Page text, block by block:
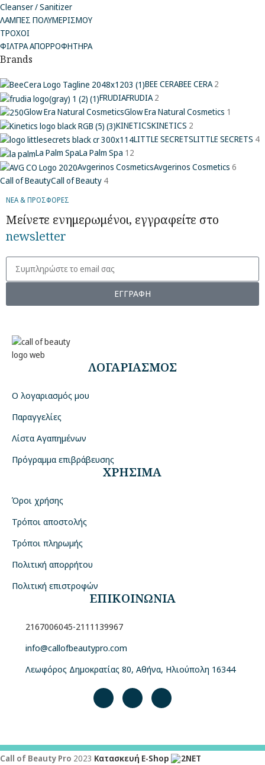
Cleanser / Sanitizer
ΛΑΜΠΕΣ ΠΟΛΥΜΕΡΙΣΜΟΥ
ΤΡΟΧΟΙ
ΦΙΛΤΡΑ ΑΠΟΡΡΟΦΗΤΗΡΑ
Brands
BEE CERABEE CERA 2
FRUDIAFRUDIA 2
Glow Era Natural CosmeticsGlow Era Natural Cosmetics 1
KINETICSKINETICS 2
LITTLE SECRETSLITTLE SECRETS 4
La Palm SpaLa Palm Spa 12
Avgerinos CosmeticsAvgerinos Cosmetics 6
Call of BeautyCall of Beauty 4
ΝΕΑ & ΠΡΟΣΦΟΡΕΣ
Μείνετε ενημερωμένοι, εγγραφείτε στο
newsletter
ΕΓΓΡΑΦΗ
ΛΟΓΑΡΙΑΣΜΟΣ
Ο λογαριασμός μου
Παραγγελίες
Λίστα Αγαπημένων
Πρόγραμμα επιβράβευσης
ΧΡΗΣΙΜΑ
Όροι χρήσης
Τρόποι αποστολής
Τρόποι πληρωμής
Πολιτική απορρήτου
Πολιτική επιστροφών
ΕΠΙΚΟΙΝΩΝΙΑ
2167006045-2111139967
info@callofbeautypro.com
Λεωφόρος Δημοκρατίας 80, Αθήνα, Ηλιούπολη 16344
Call of Beauty Pro 2023 Κατασκευή E-Shop 2NET